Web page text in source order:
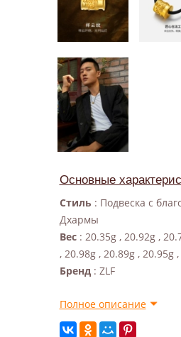
Основные
Стиль : Подвеска с
Дхармы
Вес : 20.35g , 20.92g ,
, 20.98g , 20.89g , 20.95g
Бренд : ZLF
Полное описание